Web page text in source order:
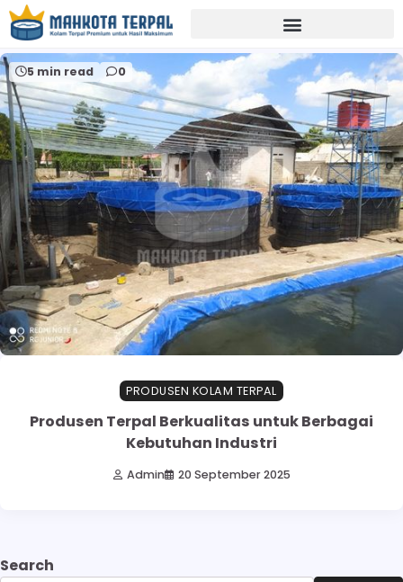
Home pabrik terpal murah
5 min read 0
PRODUSEN KOLAM TERPAL
Produsen Terpal Berkualitas untuk Berbagai
Kebutuhan Industri
Admin 20 September 2025
Search